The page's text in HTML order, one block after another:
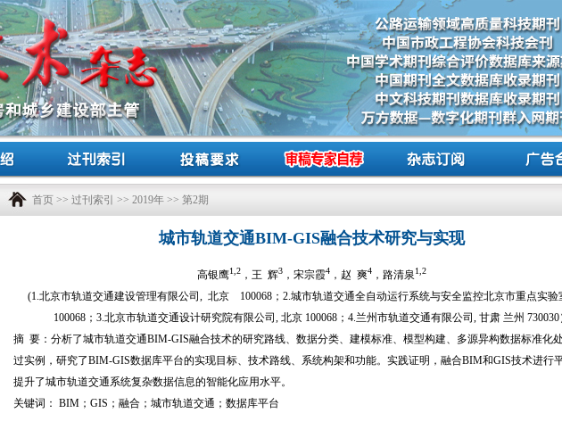
首页 >> 过刊索引 >> 2019年 >> 第2期
城市轨道交通BIM-GIS融合技术研究与实现
高银鹰1,2，王 辉3，宋宗霞4，赵 爽4，路清泉1,2
(1.北京市轨道交通建设管理有限公司, 北京 100068；2.城市轨道交通全自动运行系统与安全监控北京市重点实验
100068；3.北京市轨道交通设计研究院有限公司, 北京 100068；4.兰州市轨道交通有限公司, 甘肃 兰州 730030
摘 要：分析了城市轨道交通BIM-GIS融合技术的研究路线、数据分类、建模标准、模型构建、多源异构数据标准化
过实例，研究了BIM-GIS数据库平台的实现目标、技术路线、系统构架和功能。实践证明，融合BIM和GIS技术进行
提升了城市轨道交通系统复杂数据信息的智能化应用水平。
关键词： BIM；GIS；融合；城市轨道交通；数据库平台